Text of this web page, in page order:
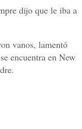
dijo que le iba a
vanos, lamentó
encuentra en New